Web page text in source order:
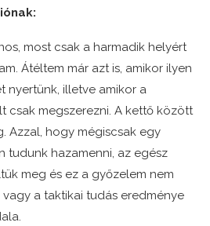
most csak a harmadik helyért
Átéltem már azt is, amikor ilyen
nyertünk, illetve amikor a
csak megszerezni. A kettő között
Azzal, hogy mégiscsak egy
tudunk hazamenni, az egész
meg és ez a győzelem nem
a taktikai tudás eredménye